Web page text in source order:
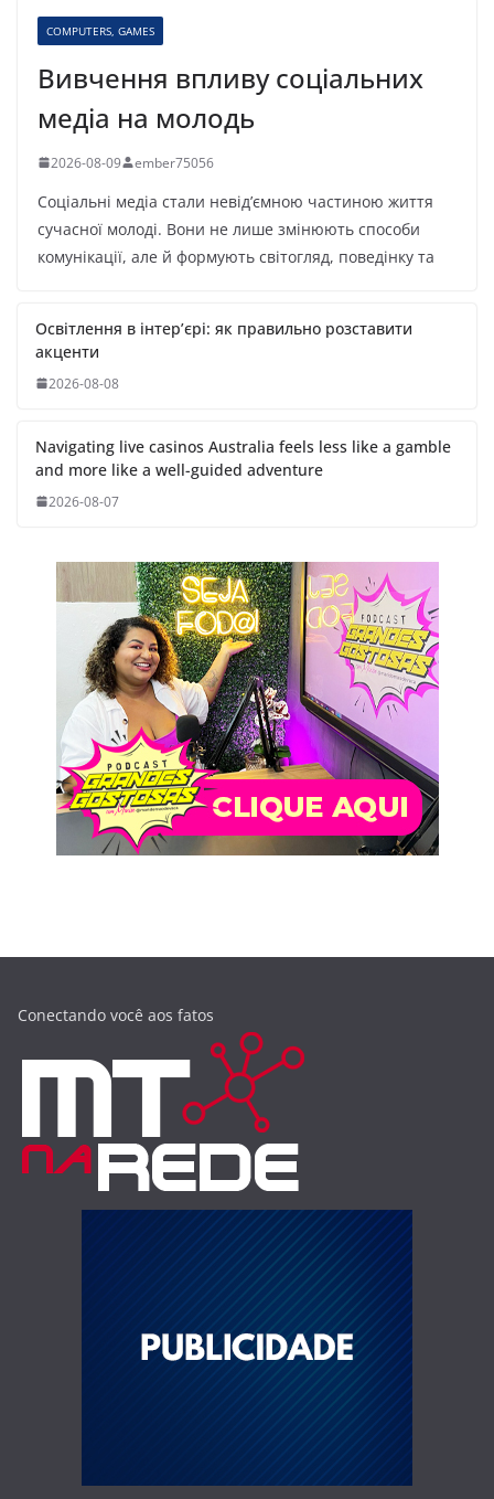
COMPUTERS, GAMES
Вивчення впливу соціальних
медіа на молодь
2026-08-09 ember75056
Соціальні медіа стали невід’ємною частиною життя
сучасної молоді. Вони не лише змінюють способи
комунікації, але й формують світогляд, поведінку та
Освітлення в інтер’єрі: як правильно розставити
акценти
2026-08-08
Navigating live casinos Australia feels less like a gamble
and more like a well-guided adventure
2026-08-07
Conectando você aos fatos